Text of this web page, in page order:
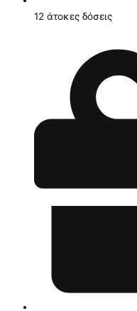
12 άτοκες δόσεις